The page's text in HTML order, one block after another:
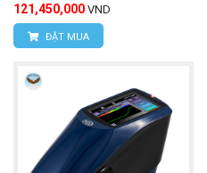
121,450,000 VND
ĐẶT MUA